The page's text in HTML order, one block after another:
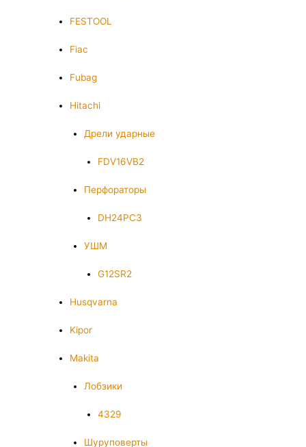
FESTOOL
Fiac
Fubag
Hitachi
Дрели ударные
FDV16VB2
Перфораторы
DH24PC3
УШМ
G12SR2
Husqvarna
Kipor
Makita
Лобзики
4329
Шуруповерты